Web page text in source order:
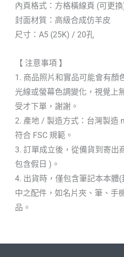
內頁格式：方格橫線頁 (可更
封面材質：高級合成仿羊皮
尺寸：A5 (25K) / 20孔
【 注意事項 】
1. 商品照片和實品可能會有顏
光線或螢幕色調變化，視覺上
受才下單，謝謝。
2. 產地 / 製造方式：台灣製造
符合 FSC 規範。
3. 訂單成立後，從備貨到寄出
包含假日 )。
4. 出貨時，僅包含筆記本本體
中之配件，如名片夾、筆、手
品。